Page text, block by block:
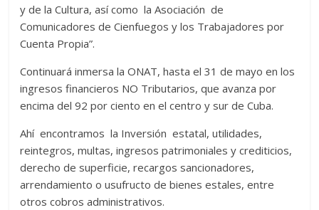
y de la Cultura, así como la Asociación de
Comunicadores de Cienfuegos y los Trabajadores por
Cuenta Propia”.
Continuará inmersa la ONAT, hasta el 31 de mayo en los
ingresos financieros NO Tributarios, que avanza por
encima del 92 por ciento en el centro y sur de Cuba.
Ahí encontramos la Inversión estatal, utilidades,
reintegros, multas, ingresos patrimoniales y crediticios,
derecho de superficie, recargos sancionadores,
arrendamiento o usufructo de bienes estales, entre
otros cobros administrativos.